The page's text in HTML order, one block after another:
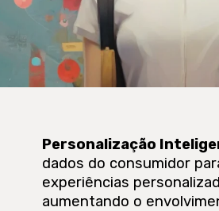
Personalização
dados do consumidor
experiências
aumentando o